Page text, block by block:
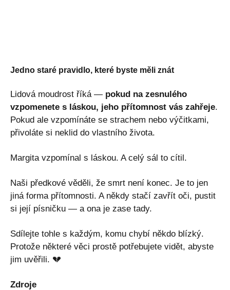
Jedno staré pravidlo, které byste měli znát
Lidová moudrost říká — pokud na zesnulého
vzpomenete s láskou, jeho přítomnost vás zahřeje.
Pokud ale vzpomínáte se strachem nebo výčitkami,
přivoláte si neklid do vlastního života.
Margita vzpomínal s láskou. A celý sál to cítil.
Naši předkové věděli, že smrt není konec. Je to jen
jiná forma přítomnosti. A někdy stačí zavřít oči, pustit
si její písničku — a ona je zase tady.
Sdílejte tohle s každým, komu chybí někdo blízký.
Protože některé věci prostě potřebujete vidět, abyste
jim uvěřili. 💔
Zdroje